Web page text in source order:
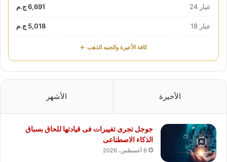
عيار 24 6,691 ج.م
عيار 18 5,018 ج.م
كافة الأعيرة والجنيه الذهب ←
الأخيرة الأشهر
جوجل تجرى تغييرات فى قيادتها للحاق بسباق
الذكاء الاصطناعى
6 أغسطس، 2026